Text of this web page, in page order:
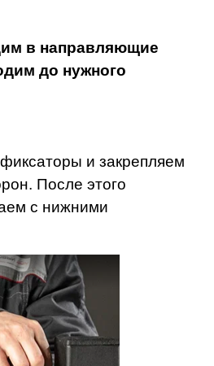
в направляющие
до нужного
и закрепляем
После этого
с нижними